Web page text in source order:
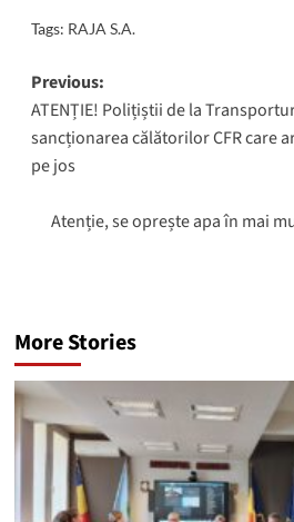
Tags: RAJA S.A.
Post
navigation
Previous:
ATENȚIE! Polițiștii de la
sancționarea călătorilor CFR care
pe jos
Atenție, se oprește apa în mai
More Stories